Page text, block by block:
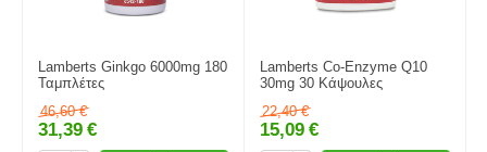
Lamberts Ginkgo 6000mg 180
Ταμπλέτες
46,60 €
31,39 €
Lamberts Co-Enzyme Q10
30mg 30 Κάψουλες
22,40 €
15,09 €